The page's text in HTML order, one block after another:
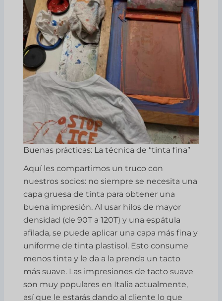
Buenas prácticas: La técnica de “tinta fina”
Aquí les compartimos un truco con
nuestros socios: no siempre se necesita una
capa gruesa de tinta para obtener una
buena impresión. Al usar hilos de mayor
densidad (de 90T a 120T) y una espátula
afilada, se puede aplicar una capa más fina y
uniforme de tinta plastisol. Esto consume
menos tinta y le da a la prenda un tacto
más suave. Las impresiones de tacto suave
son muy populares en Italia actualmente,
así que le estarás dando al cliente lo que